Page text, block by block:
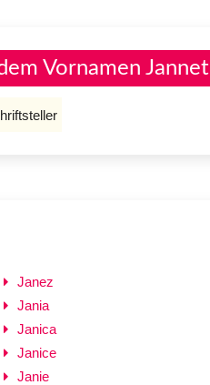
Vornamen Jannet
Janez
Jania
Janica
Janice
Janie